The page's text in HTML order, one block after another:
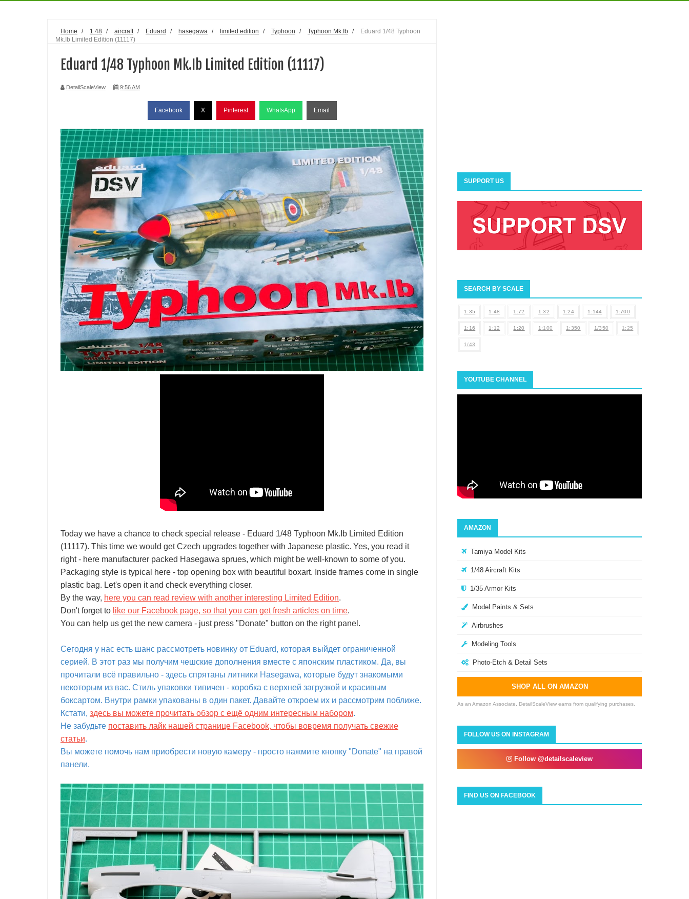
Home / 1:48 / aircraft / Eduard / hasegawa / limited edition / Typhoon / Typhoon Mk.Ib /
Eduard 1/48 Typhoon
Mk.Ib Limited Edition (11117)
Eduard 1/48 Typhoon Mk.Ib Limited Edition (11117)
DetailScaleView 9:56 AM
Facebook X Pinterest WhatsApp Email
Today we have a chance to check special release - Eduard 1/48 Typhoon Mk.Ib Limited Edition
(11117). This time we would get Czech upgrades together with Japanese plastic. Yes, you read it
right - here manufacturer packed Hasegawa sprues, which might be well-known to some of you.
Packaging style is typical here - top opening box with beautiful boxart. Inside frames come in single
plastic bag. Let's open it and check everything closer.
By the way, here you can read review with another interesting Limited Edition.
Don't forget to like our Facebook page, so that you can get fresh articles on time.
You can help us get the new camera - just press "Donate" button on the right panel.
Сегодня у нас есть шанс рассмотреть новинку от Eduard, которая выйдет ограниченной
серией. В этот раз мы получим чешские дополнения вместе с японским пластиком. Да, вы
прочитали всё правильно - здесь спрятаны литники Hasegawa, которые будут знакомыми
некоторым из вас. Стиль упаковки типичен - коробка с верхней загрузкой и красивым
боксартом. Внутри рамки упакованы в один пакет. Давайте откроем их и рассмотрим поближе.
Кстати, здесь вы можете прочитать обзор с ещё одним интересным набором.
Не забудьте поставить лайк нашей странице Facebook, чтобы вовремя получать свежие
статьи.
Вы можете помочь нам приобрести новую камеру - просто нажмите кнопку "Donate" на правой
панели.
SUPPORT US
SEARCH BY SCALE
1:35 1:48 1:72 1:32 1:24 1:144 1:700
1:16 1:12 1:20 1:100 1:350 1/350 1:25
1/43
YOUTUBE CHANNEL
AMAZON
Tamiya Model Kits
1/48 Aircraft Kits
1/35 Armor Kits
Model Paints & Sets
Airbrushes
Modeling Tools
Photo-Etch & Detail Sets
SHOP ALL ON AMAZON
As an Amazon Associate, DetailScaleView earns from qualifying purchases.
FOLLOW US ON INSTAGRAM
Follow @detailscaleview
FIND US ON FACEBOOK